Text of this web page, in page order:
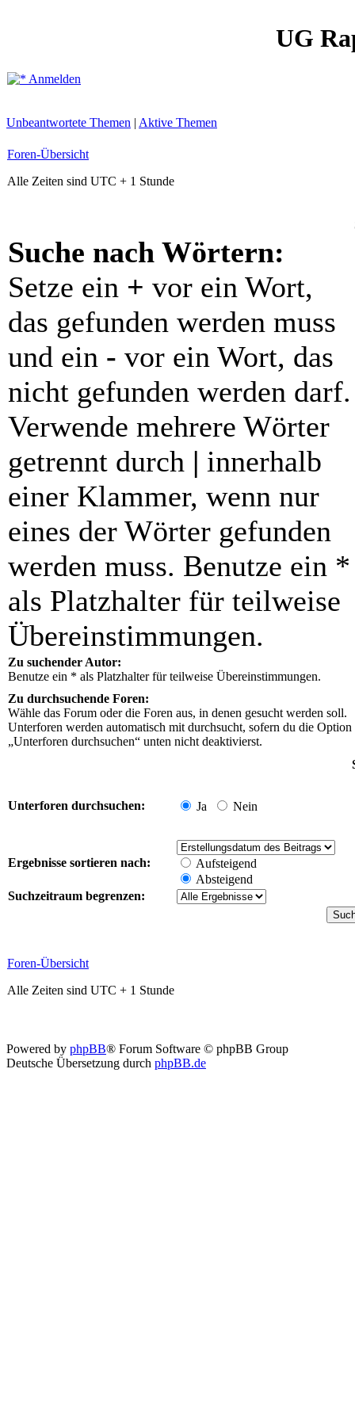
UG
Anmelden
Unbeantwortete Themen | Aktive Themen
Foren-Übersicht
Alle Zeiten sind UTC + 1 Stunde
Suche nach Wörtern:
Setze ein + vor ein Wort,
das gefunden werden muss
und ein - vor ein Wort, das
nicht gefunden werden darf.
Verwende mehrere Wörter
getrennt durch | innerhalb
einer Klammer, wenn nur
eines der Wörter gefunden
werden muss. Benutze ein *
als Platzhalter für teilweise
Übereinstimmungen.
Zu suchender Autor:
Benutze ein * als Platzhalter für teilweise Übereinstimmungen.
Zu durchsuchende Foren:
Wähle das Forum oder die Foren aus, in denen gesucht werden soll.
Unterforen werden automatisch mit durchsucht, sofern du die Option
„Unterforen durchsuchen“ unten nicht deaktivierst.
Unterforen durchsuchen: Ja Nein
Ergebnisse sortieren nach:
Aufsteigend
Absteigend
Suchzeitraum begrenzen:
Foren-Übersicht
Alle Zeiten sind UTC + 1 Stunde
Powered by phpBB® Forum Software © phpBB Group
Deutsche Übersetzung durch phpBB.de